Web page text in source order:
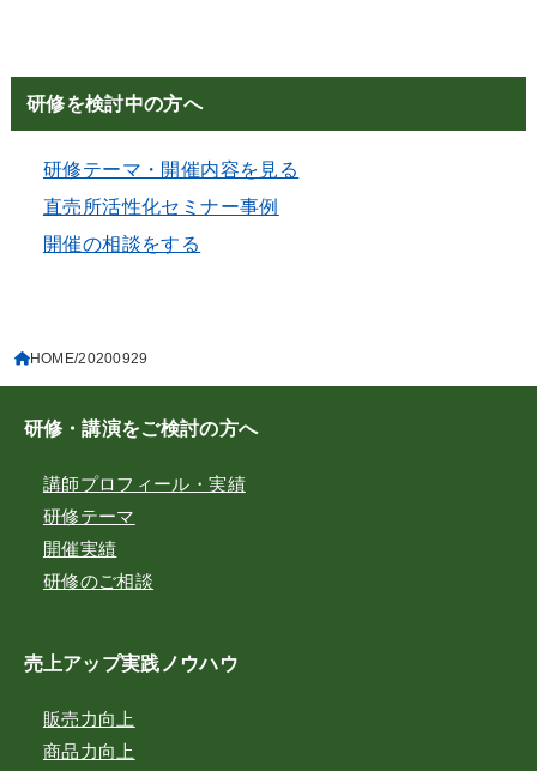
研修を検討中の方へ
研修テーマ・開催内容を見る
直売所活性化セミナー事例
開催の相談をする
HOME 20200929
研修・講演をご検討の方へ
講師プロフィール・実績
研修テーマ
開催実績
研修のご相談
売上アップ実践ノウハウ
販売力向上
商品力向上